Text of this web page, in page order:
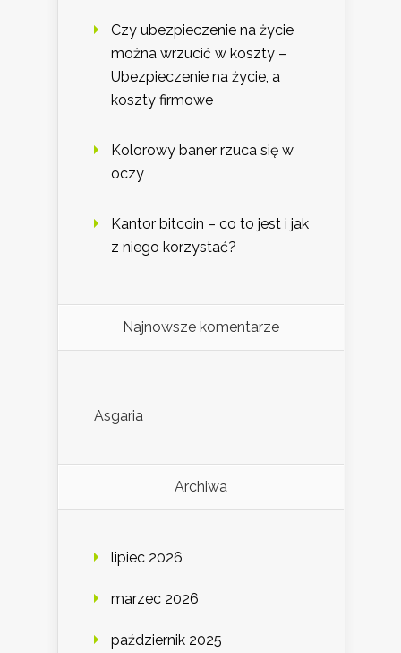
Czy ubezpieczenie na życie
można wrzucić w koszty –
Ubezpieczenie na życie, a
koszty firmowe
Kolorowy baner rzuca się w
oczy
Kantor bitcoin – co to jest i jak
z niego korzystać?
Najnowsze komentarze
Asgaria
Archiwa
lipiec 2026
marzec 2026
październik 2025